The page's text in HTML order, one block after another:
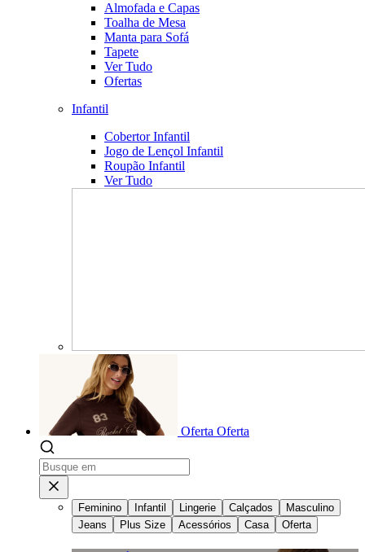
Almofada e Capas
Toalha de Mesa
Manta para Sofá
Tapete
Ver Tudo
Ofertas
Infantil
Cobertor Infantil
Jogo de Lençol Infantil
Roupão Infantil
Ver Tudo
Oferta Oferta
Feminino Infantil Lingerie Calçados
Masculino
Jeans
Plus Size Acessórios Casa Oferta